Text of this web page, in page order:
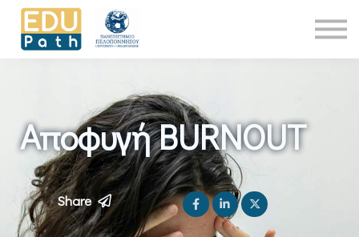
Είσοδος
Αποφυγή BURNOUT
Share